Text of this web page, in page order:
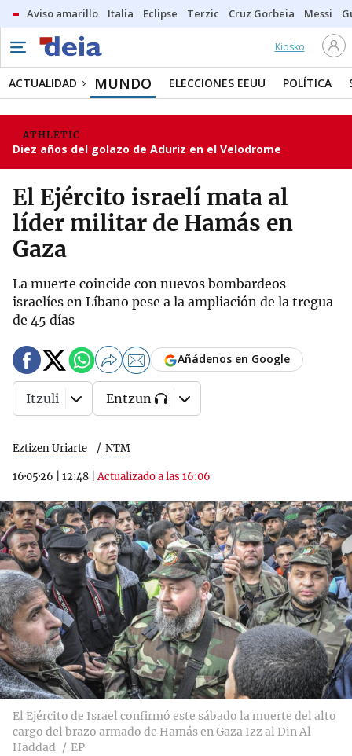
Aviso amarillo Italia Eclipse Terzic Cruz Gorbeia Messi
Kiosko
ACTUALIDAD MUNDO ELECCIONES EEUU POLÍTICA
ATHLETIC
Diez años del golazo de Aduriz en el Velodrome
El Ejército israelí mata al
líder militar de Hamás en
Gaza
La muerte coincide con nuevos bombardeos
israelíes en Líbano pese a la ampliación de la tregua
de 45 días
Eztizen Uriarte NTM
16·05·26 12:48 |Actualizado a las 16:06
Añádenos en Google
Itzuli Entzun
El Ejército de Israel confirmó este sábado la muerte del alto
cargo del brazo armado de Hamás en Gaza Izz al Din Al
Haddad
EP